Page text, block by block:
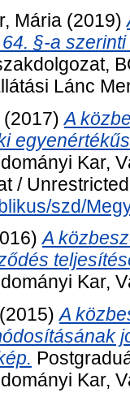
Mária (2019)
§-a
Lánc
(2017)A
Kar,
/
szd/
A
Kar,
(2015)A
Kar,